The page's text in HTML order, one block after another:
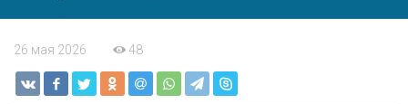
26 мая 2026 48